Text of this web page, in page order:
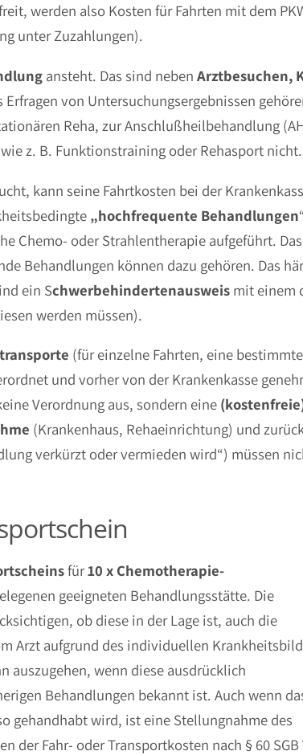
werden also Kosten für Fahrten mit dem
unter Zuzahlungen).
ansteht. Das sind neben Arztbesuchen,
von Untersuchungsergebnissen
Reha, zur Anschlußheilbehandlung
z. B. Funktionstraining oder Rehasport nicht.
kann seine Fahrtkosten bei der
„hochfrequente Behandlungen
Chemo- oder Strahlentherapie aufgeführt.
Behandlungen können dazu gehören. Das
ein Schwerbehindertenausweis mit einem
werden müssen).
(für einzelne Fahrten, eine
und vorher von der Krankenkasse
Verordnung aus, sondern eine
(Krankenhaus, Rehaeinrichtung) und
verkürzt oder vermieden wird“) müssen
für10 x Chemotherapie-
geeigneten Behandlungsstätte. Die
ob diese in der Lage ist, auch die
Arzt aufgrund des individuellen
auszugehen, wenn diese ausdrücklich
Behandlungen bekannt ist. Auch wenn
gehandhabt wird, ist eine Stellungnahme des
der Fahr- oder Transportkosten nach § 60 SGB